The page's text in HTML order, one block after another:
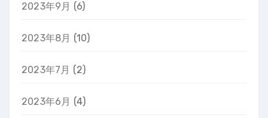
2023年9月 (6)
2023年8月 (10)
2023年7月 (2)
2023年6月 (4)